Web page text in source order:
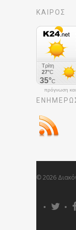
ΚΑΙΡΟΣ
πρόγνωση
© 2026